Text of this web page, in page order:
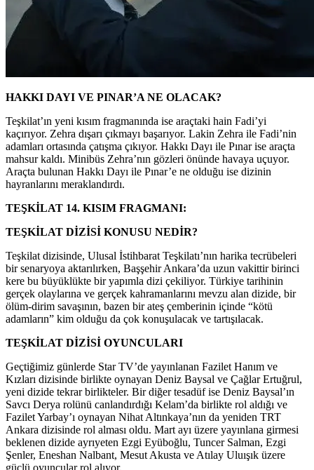
HAKKI DAYI VE PINAR’A NE OLACAK?
Teşkilat’ın yeni kısım fragmanında ise araçtaki hain Fadi’yi
kaçırıyor. Zehra dışarı çıkmayı başarıyor. Lakin Zehra ile Fadi’nin
adamları ortasında çatışma çıkıyor. Hakkı Dayı ile Pınar ise araçta
mahsur kaldı. Minibüs Zehra’nın gözleri önünde havaya uçuyor.
Araçta bulunan Hakkı Dayı ile Pınar’e ne olduğu ise dizinin
hayranlarını meraklandırdı.
TEŞKİLAT 14. KISIM FRAGMANI:
TEŞKİLAT DİZİSİ KONUSU NEDİR?
Teşkilat dizisinde, Ulusal İstihbarat Teşkilatı’nın harika tecrübeleri
bir senaryoya aktarılırken, Başşehir Ankara’da uzun vakittir birinci
kere bu büyüklükte bir yapımla dizi çekiliyor. Türkiye tarihinin
gerçek olaylarına ve gerçek kahramanlarını mevzu alan dizide, bir
ölüm-dirim savaşının, bazen bir ateş çemberinin içinde “kötü
adamların” kim olduğu da çok konuşulacak ve tartışılacak.
TEŞKİLAT DİZİSİ OYUNCULARI
Geçtiğimiz günlerde Star TV’de yayınlanan Fazilet Hanım ve
Kızları dizisinde birlikte oynayan Deniz Baysal ve Çağlar Ertuğrul,
yeni dizide tekrar birlikteler. Bir diğer tesadüf ise Deniz Baysal’ın
Savcı Derya rolünü canlandırdığı Kelam’da birlikte rol aldığı ve
Fazilet Yarbay’ı oynayan Nihat Altınkaya’nın da yeniden TRT
Ankara dizisinde rol alması oldu. Mart ayı üzere yayınlana girmesi
beklenen dizide ayrıyeten Ezgi Eyüboğlu, Tuncer Salman, Ezgi
Şenler, Eneshan Nalbant, Mesut Akusta ve Atılay Uluışık üzere